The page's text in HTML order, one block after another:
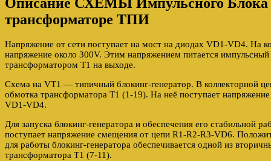
трансформаторе ТПИ
Напряжение от сети поступает на мост на диодах VD1-VD4. На
напряжение около 300V. Этим напряжением питается импульсный
трансформатором Т1 на выходе.
Схема на VТ1 — типичный блокинг-генератор. В коллекторной
обмотка трансформатора Т1 (1-19). На неё поступает
VD1-VD4.
Для запуска блокинг-генератора и обеспечения его стабильной
поступает напряжение смещения от цепи R1-R2-R3-VD6.
для работы блокинг-генератора обеспечивается одной из
трансформатора Т1 (7-11).